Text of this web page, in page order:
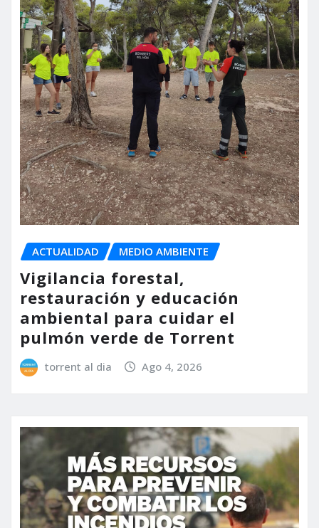
ACTUALIDAD MEDIO AMBIENTE
Vigilancia forestal,
restauración y educación
ambiental para cuidar el
pulmón verde de Torrent
torrent al dia Ago 4, 2026